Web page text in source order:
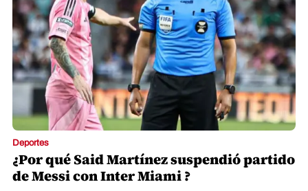
Deportes
¿Por qué Said Martínez suspendió partido
de Messi con Inter Miami ?